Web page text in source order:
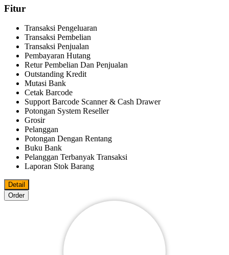
Fitur
Transaksi Pengeluaran
Transaksi Pembelian
Transaksi Penjualan
Pembayaran Hutang
Retur Pembelian Dan Penjualan
Outstanding Kredit
Mutasi Bank
Cetak Barcode
Support Barcode Scanner & Cash Drawer
Potongan System Reseller
Grosir
Pelanggan
Potongan Dengan Rentang
Buku Bank
Pelanggan Terbanyak Transaksi
Laporan Stok Barang
Detail
Order